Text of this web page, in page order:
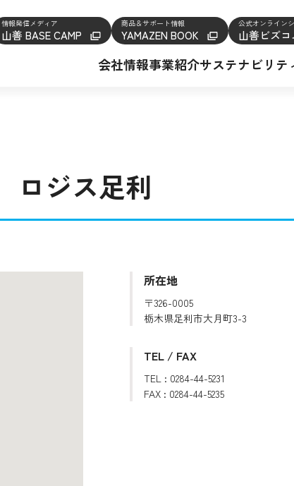
情報発信メディア
山善 BASE CAMP
商品＆サポート情報
YAMAZEN BOOK
公式オンライン
山善ビズコ
会社情報事業紹介サステナビリテ
ロジス足利
所在地
〒326-0005
栃木県足利市大月町3-3
TEL / FAX
TEL : 0284-44-5231
FAX : 0284-44-5235